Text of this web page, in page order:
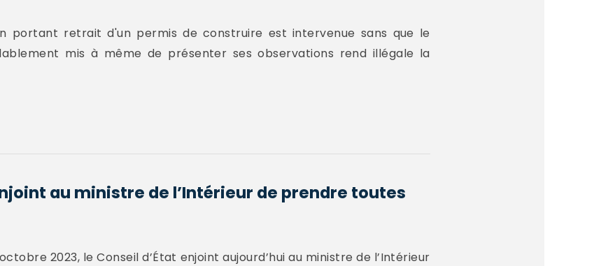
portant retrait d'un permis de construire est intervenue sans que le
mis à même de présenter ses observations rend illégale la
au ministre de l’Intérieur de prendre toutes
2023, le Conseil d’État enjoint aujourd’hui au ministre de l’Intérieur